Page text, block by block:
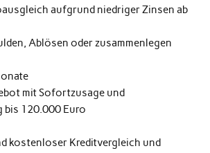
aufgrund niedriger Zinsen ab
Ablösen oder zusammenlegen
mit Sofortzusage und
120.000 Euro
kostenloser Kreditvergleich und